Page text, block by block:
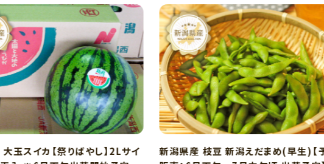
スイカ【祭りばやし】2Lサイ
新潟県産 枝豆 新潟えだまめ(早生)【予約